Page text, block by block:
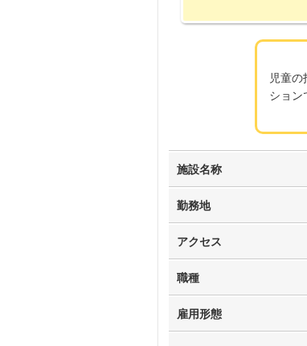
児童
ション
施設名称
勤務地
アクセス
職種
雇用形態